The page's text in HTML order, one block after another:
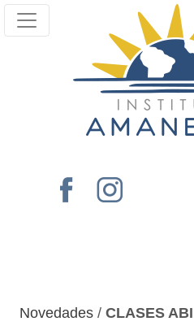
Novedades / CLASES